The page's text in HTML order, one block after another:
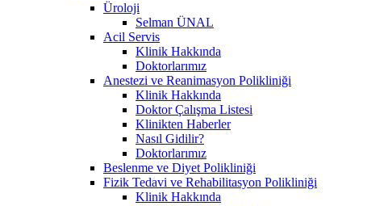
Üroloji
Selman ÜNAL
Acil Servis
Klinik Hakkında
Doktorlarımız
Anestezi ve Reanimasyon Polikliniği
Klinik Hakkında
Doktor Çalışma Listesi
Klinikten Haberler
Nasıl Gidilir?
Doktorlarımız
Beslenme ve Diyet Polikliniği
Fizik Tedavi ve Rehabilitasyon Polikliniği
Klinik Hakkında